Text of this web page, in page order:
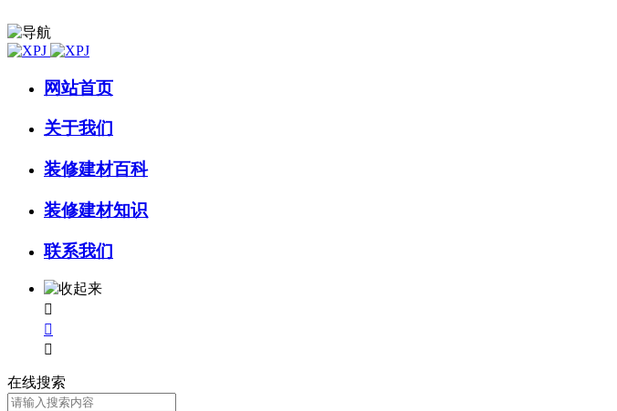
网站首页
关于我们
装修建材百科
装修建材知识
联系我们



在线搜索